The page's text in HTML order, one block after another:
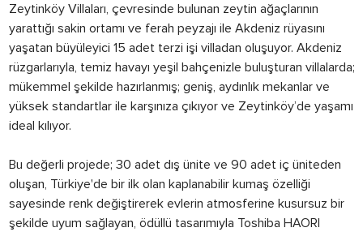
Zeytinköy Villaları, çevresinde bulunan zeytin ağaçlarının
yarattığı sakin ortamı ve ferah peyzajı ile Akdeniz rüyasını
yaşatan büyüleyici 15 adet terzi işi villadan oluşuyor. Akdeniz
rüzgarlarıyla, temiz havayı yeşil bahçenizle buluşturan villalarda;
mükemmel şekilde hazırlanmış; geniş, aydınlık mekanlar ve
yüksek standartlar ile karşınıza çıkıyor ve Zeytinköy’de yaşamı
ideal kılıyor.
Bu değerli projede; 30 adet dış ünite ve 90 adet iç üniteden
oluşan, Türkiye'de bir ilk olan kaplanabilir kumaş özelliği
sayesinde renk değiştirerek evlerin atmosferine kusursuz bir
şekilde uyum sağlayan, ödüllü tasarımıyla Toshiba HAORI